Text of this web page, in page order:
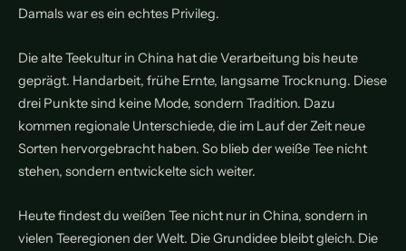
Damals war es ein echtes Privileg.
Die alte Teekultur in China hat die Verarbeitung bis heute
geprägt. Handarbeit, frühe Ernte, langsame Trocknung. Diese
drei Punkte sind keine Mode, sondern Tradition. Dazu
kommen regionale Unterschiede, die im Lauf der Zeit neue
Sorten hervorgebracht haben. So blieb der weiße Tee nicht
stehen, sondern entwickelte sich weiter.
Heute findest du weißen Tee nicht nur in China, sondern in
vielen Teeregionen der Welt. Die Grundidee bleibt gleich. Die